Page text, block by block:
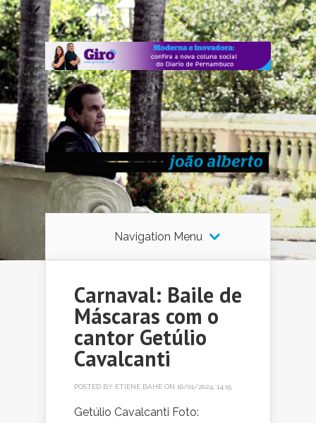
Navigation Menu
Carnaval: Baile de
Máscaras com o
cantor Getúlio
Cavalcanti
POSTED BY ETIENE BAHE ON 16/01/2024, 14:15
Getúlio Cavalcanti Foto: